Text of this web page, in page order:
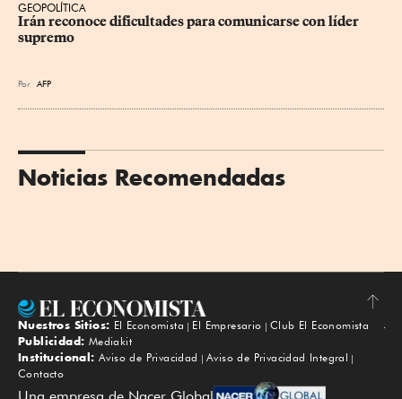
GEOPOLÍTICA
Irán reconoce dificultades para comunicarse con líder
supremo
Por AFP
Noticias Recomendadas
Subir
Nuestros Sitios: El Economista El Empresario
Club El Economista
Publicidad: Mediakit
Institucional: Aviso de Privacidad
Aviso de Privacidad Integral
Contacto